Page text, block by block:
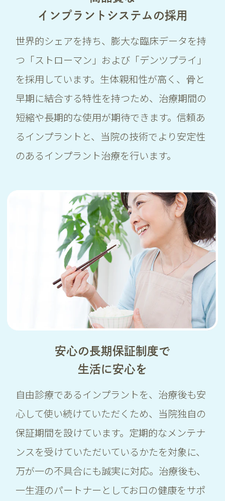
インプラントシステムの採用
世界的シェアを持ち、膨大な臨床データを持
つ「ストローマン」および「デンツプライ」
を採用しています。生体親和性が高く、骨と
早期に結合する特性を持つため、治療期間の
短縮や長期的な使用が期待できます。信頼あ
るインプラントと、当院の技術でより安定性
のあるインプラント治療を行います。
安心の長期保証制度で
生活に安心を
自由診療であるインプラントを、治療後も安
心して使い続けていただくため、当院独自の
保証期間を設けています。定期的なメンテナ
ンスを受けていただいているかたを対象に、
万が一の不具合にも誠実に対応。治療後も、
一生涯のパートナーとしてお口の健康をサポ